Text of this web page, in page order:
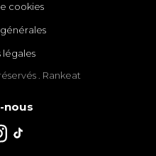
cookies
légales
. Rankeat
nous